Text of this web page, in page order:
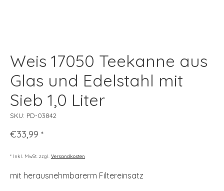
Weis 17050 Teekanne aus
Glas und Edelstahl mit
Sieb 1,0 Liter
SKU: PD-03842
€33,99 *
* Inkl. MwSt. zzgl. Versandkosten
mit herausnehmbarerm Filtereinsatz